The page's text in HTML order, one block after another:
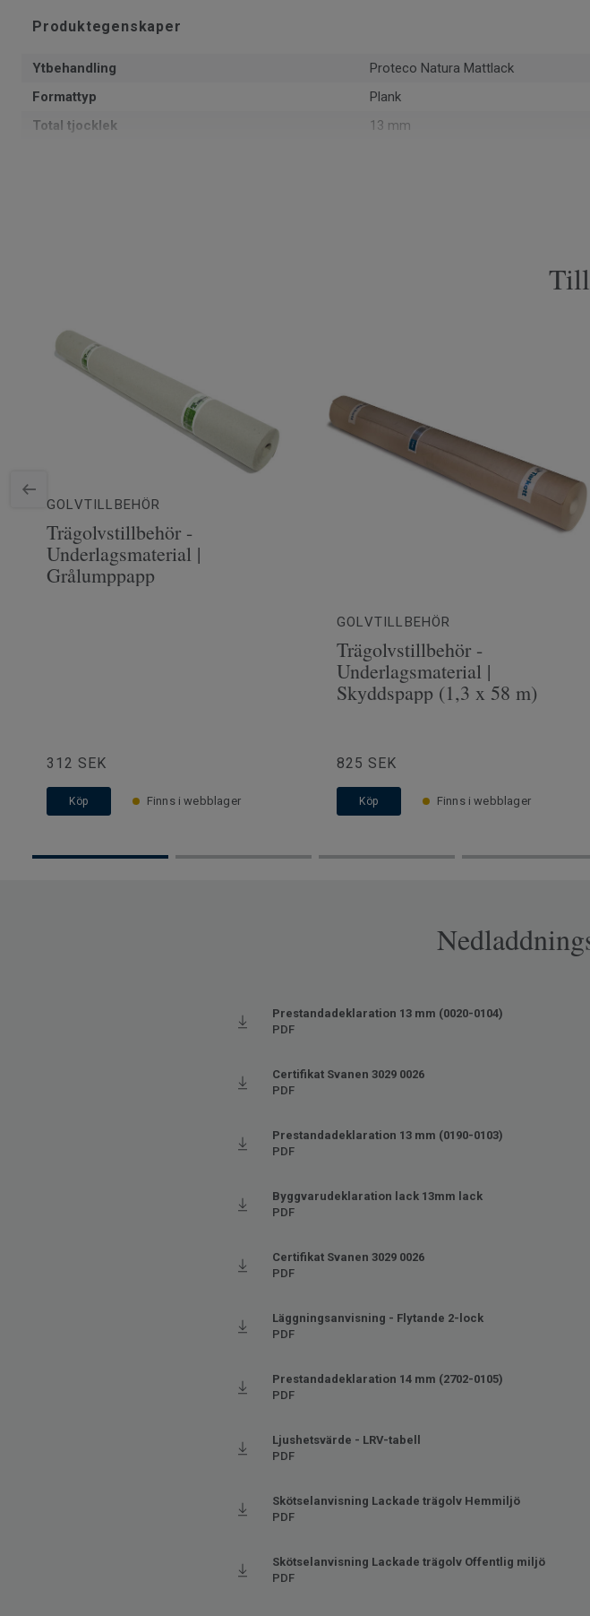
Produktegenskaper
Ytbehandling
Proteco Natura Mattlack
Formattyp
Plank
Total tjocklek
13 mm
Längd
Tjocklek slitskikt
19.4 cm
GOLVTILLBEHÖR
Trägolvstillbehör -
Underlagsmaterial |
Grålumppapp
312 SEK
Köp Finns i webblager
GOLVTILLBEHÖR
Trägolvstillbehör -
Underlagsmaterial |
Skyddspapp (1,3 x 58 m)
825 SEK
Köp Finns i webblager
Prestandadeklaration 13 mm (0020-0104)
PDF
Certifikat Svanen 3029 0026
PDF
Prestandadeklaration 13 mm (0190-0103)
PDF
Byggvarudeklaration lack 13mm lack
PDF
Certifikat Svanen 3029 0026
PDF
Läggningsanvisning - Flytande 2-lock
PDF
Prestandadeklaration 14 mm (2702-0105)
PDF
Ljushetsvärde - LRV-tabell
PDF
Skötselanvisning Lackade trägolv Hemmiljö
PDF
Skötselanvisning Lackade trägolv Offentlig miljö
PDF